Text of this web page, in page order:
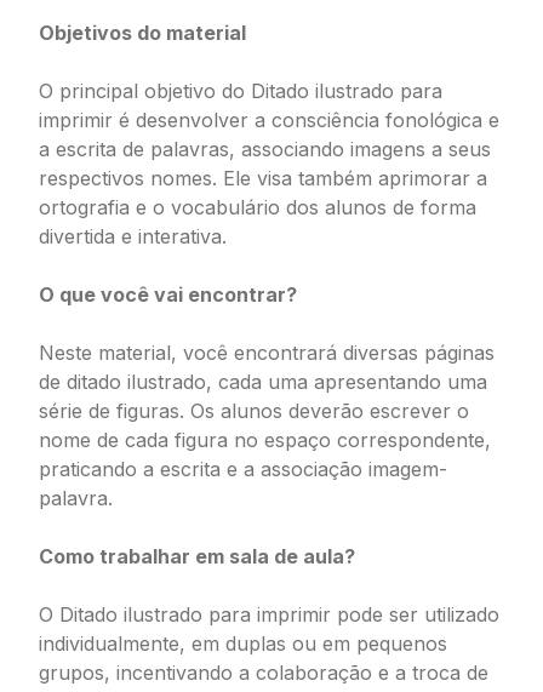
Objetivos do material
O principal objetivo do Ditado ilustrado para
imprimir é desenvolver a consciência fonológica e
a escrita de palavras, associando imagens a seus
respectivos nomes. Ele visa também aprimorar a
ortografia e o vocabulário dos alunos de forma
divertida e interativa.
O que você vai encontrar?
Neste material, você encontrará diversas páginas
de ditado ilustrado, cada uma apresentando uma
série de figuras. Os alunos deverão escrever o
nome de cada figura no espaço correspondente,
praticando a escrita e a associação imagem-
palavra.
Como trabalhar em sala de aula?
O Ditado ilustrado para imprimir pode ser utilizado
individualmente, em duplas ou em pequenos
grupos, incentivando a colaboração e a troca de